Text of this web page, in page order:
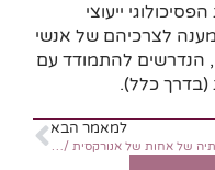
ייעוצי
לצרכיהם של אנשי
הנדרשים להתמודד עם
(בדרך כלל).
למאמר הבא
מחוויותיה של אחות של אנורקסית / עינב תמיר